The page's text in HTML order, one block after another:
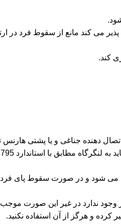
پذیر می کند مانع از سقوط فرد در
کند.
وجود ندارد در غیر این صورت
و هرگز از آن استفاده نکنید.